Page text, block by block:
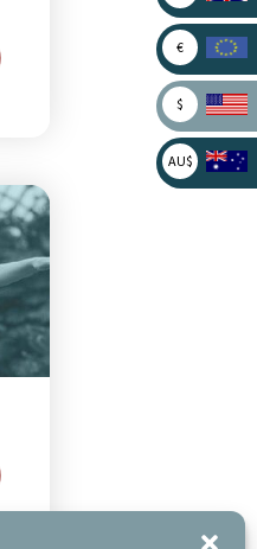
€
$
AU$